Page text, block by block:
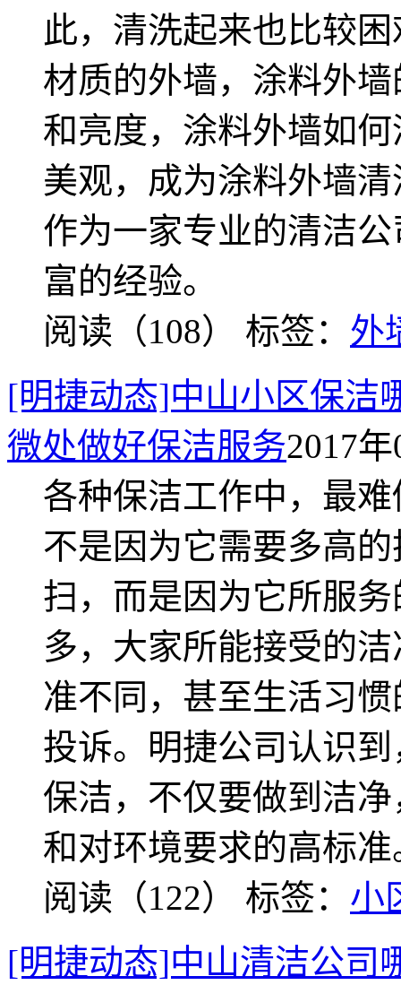
此，清洗起来也比较
材质的外墙，涂料外
和亮度，涂料外墙如
美观，成为涂料外墙
作为一家专业的清洁
富的经验。
阅读（108） 标签： 外
[明捷动态]中山小区保洁
微处做好保洁服务2017
各种保洁工作中，最
不是因为它需要多高
扫，而是因为它所服
多，大家所能接受的
准不同，甚至生活习
投诉。明捷公司认识
保洁，不仅要做到洁
和对环境要求的高标准
阅读（122） 标签： 小
[明捷动态]中山清洁公司